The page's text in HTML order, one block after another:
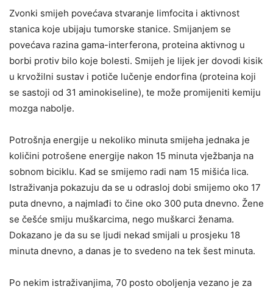
Zvonki smijeh povećava stvaranje limfocita i aktivnost
stanica koje ubijaju tumorske stanice. Smijanjem se
povećava razina gama-interferona, proteina aktivnog u
borbi protiv bilo koje bolesti. Smijeh je lijek jer dovodi kisik
u krvožilni sustav i potiče lučenje endorfina (proteina koji
se sastoji od 31 aminokiseline), te može promijeniti kemiju
mozga nabolje.
Potrošnja energije u nekoliko minuta smijeha jednaka je
količini potrošene energije nakon 15 minuta vježbanja na
sobnom biciklu. Kad se smijemo radi nam 15 mišića lica.
Istraživanja pokazuju da se u odrasloj dobi smijemo oko 17
puta dnevno, a najmlađi to čine oko 300 puta dnevno. Žene
se češće smiju muškarcima, nego muškarci ženama.
Dokazano je da su se ljudi nekad smijali u prosjeku 18
minuta dnevno, a danas je to svedeno na tek šest minuta.
Po nekim istraživanjima, 70 posto oboljenja vezano je za